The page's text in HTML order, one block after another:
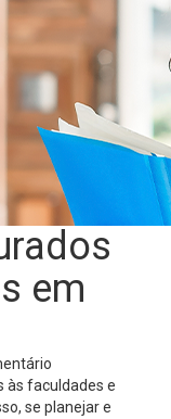
em
às faculdades e
se planejar e